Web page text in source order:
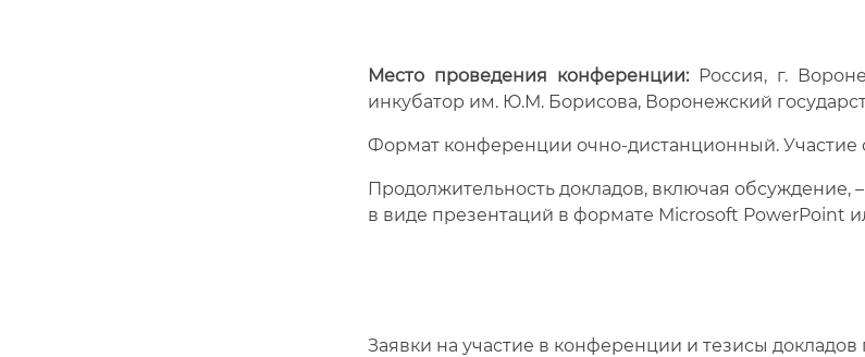
Место проведения конференции: Россия, г.
инкубатор им. Ю.М. Борисова, Воронежский
Формат конференции очно-дистанционный. Участие
Продолжительность докладов, включая
в виде презентаций в формате Microsoft PowerPoint
Заявки на участие в конференции и тезисы